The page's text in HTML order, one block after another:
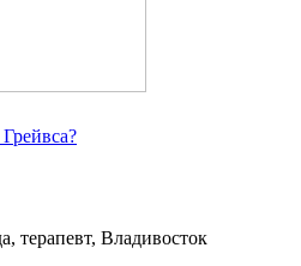
терапевт, Владивосток